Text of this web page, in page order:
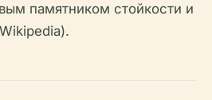
памятником стойкости и